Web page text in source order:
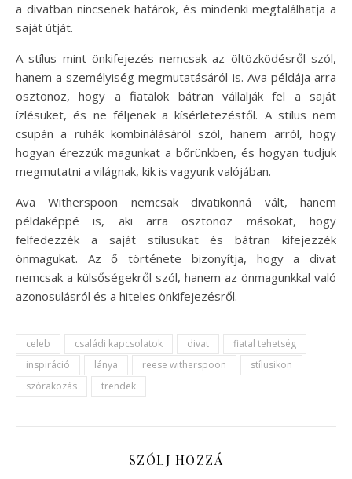
a divatban nincsenek határok, és mindenki megtalálhatja a
saját útját.
A stílus mint önkifejezés nemcsak az öltözködésről szól,
hanem a személyiség megmutatásáról is. Ava példája arra
ösztönöz, hogy a fiatalok bátran vállalják fel a saját
ízlésüket, és ne féljenek a kísérletezéstől. A stílus nem
csupán a ruhák kombinálásáról szól, hanem arról, hogy
hogyan érezzük magunkat a bőrünkben, és hogyan tudjuk
megmutatni a világnak, kik is vagyunk valójában.
Ava Witherspoon nemcsak divatikonná vált, hanem
példaképpé is, aki arra ösztönöz másokat, hogy
felfedezzék a saját stílusukat és bátran kifejezzék
önmagukat. Az ő története bizonyítja, hogy a divat
nemcsak a külsőségekről szól, hanem az önmagunkkal való
azonosulásról és a hiteles önkifejezésről.
celeb családi kapcsolatok divat
fiatal tehetség
inspiráció
lánya reese witherspoon
stílusikon
szórakozás
trendek
SZÓLJ HOZZÁ